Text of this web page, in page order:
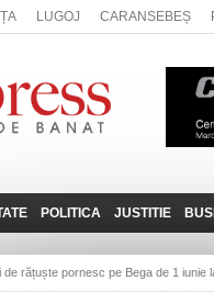
LUGOJ CARANSEBEȘ
POLITICA
EXPRESSLIVE
INTERVIURILE
JUSTITIE
de rățuște pornesc pe Bega de 1 iunie